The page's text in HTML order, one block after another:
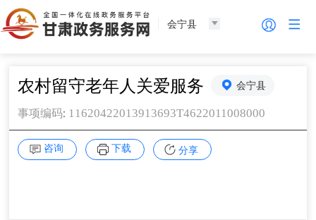
会宁县
农村留守老年人关爱服务 会宁县
事项编码: 11620422013913693T4622011008000
咨询 下载 分享